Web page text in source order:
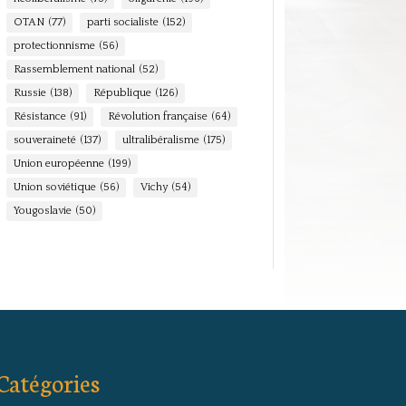
OTAN (77) parti socialiste (152)
protectionnisme (56)
Rassemblement national (52)
Russie (138) République (126)
Résistance (91) Révolution française (64)
souveraineté (137) ultralibéralisme (175)
Union européenne (199)
Union soviétique (56) Vichy (54)
Yougoslavie (50)